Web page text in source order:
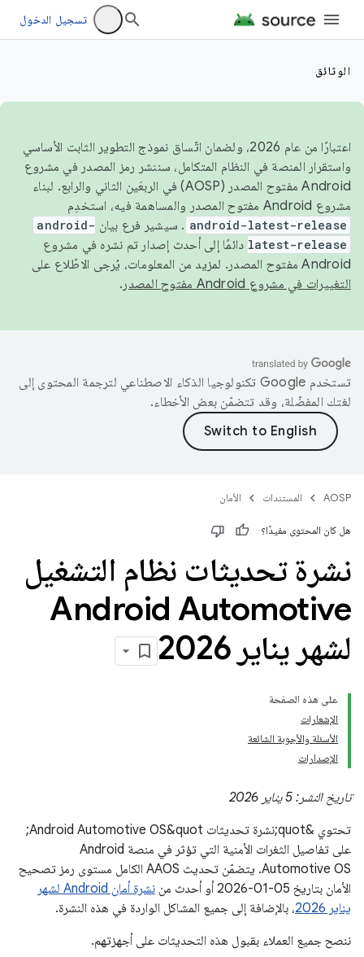
تسجيل الدخول
الوثائق
اعتبارًا من عام 2026، ولضمان اتّساق نموذج التطوير الثابت الأساسي
واستقرار المنصة في النظام المتكامل، سننشر رمز المصدر في مشروع
Android مفتوح المصدر (AOSP) في الربعَين الثاني والرابع. لبناء
مشروع Android مفتوح المصدر والمساهمة فيه، استخدِم
android-latest-release . سيشير فرع بيان android-
latest-release دائمًا إلى أحدث إصدار تم نشره في مشروع
Android مفتوح المصدر. لمزيد من المعلومات، يُرجى الاطّلاع على
التغييرات في مشروع Android مفتوح المصدر
.
تستخدم Google تكنولوجيا الذكاء الاصطناعي لترجمة المحتوى إلى
لغتك المفضّلة، وقد تتضمّن بعض الأخطاء.
AOSP المستندات الأمان
هل كان المحتوى مفيدًا؟
نشرة تحديثات نظام التشغيل
Android Automotive
لشهر يناير 2026
على هذه الصفحة
الإشعارات
الأسئلة والأجوبة الشائعة
الإصدارات
تاريخ النشر: 5 يناير 2026
تحتوي &quot;نشرة تحديثات Android Automotive OS&quot;
على تفاصيل الثغرات الأمنية التي تؤثر في منصة Android
Automotive OS. يتضمّن تحديث AAOS الكامل مستوى رمز تصحيح
الأمان بتاريخ 05-01-2026 أو أحدث من
نشرة أمان Android لشهر
يناير 2026
، بالإضافة إلى جميع المشاكل الواردة في هذه النشرة.
ننصح جميع العملاء بقبول هذه التحديثات على أجهزتهم.